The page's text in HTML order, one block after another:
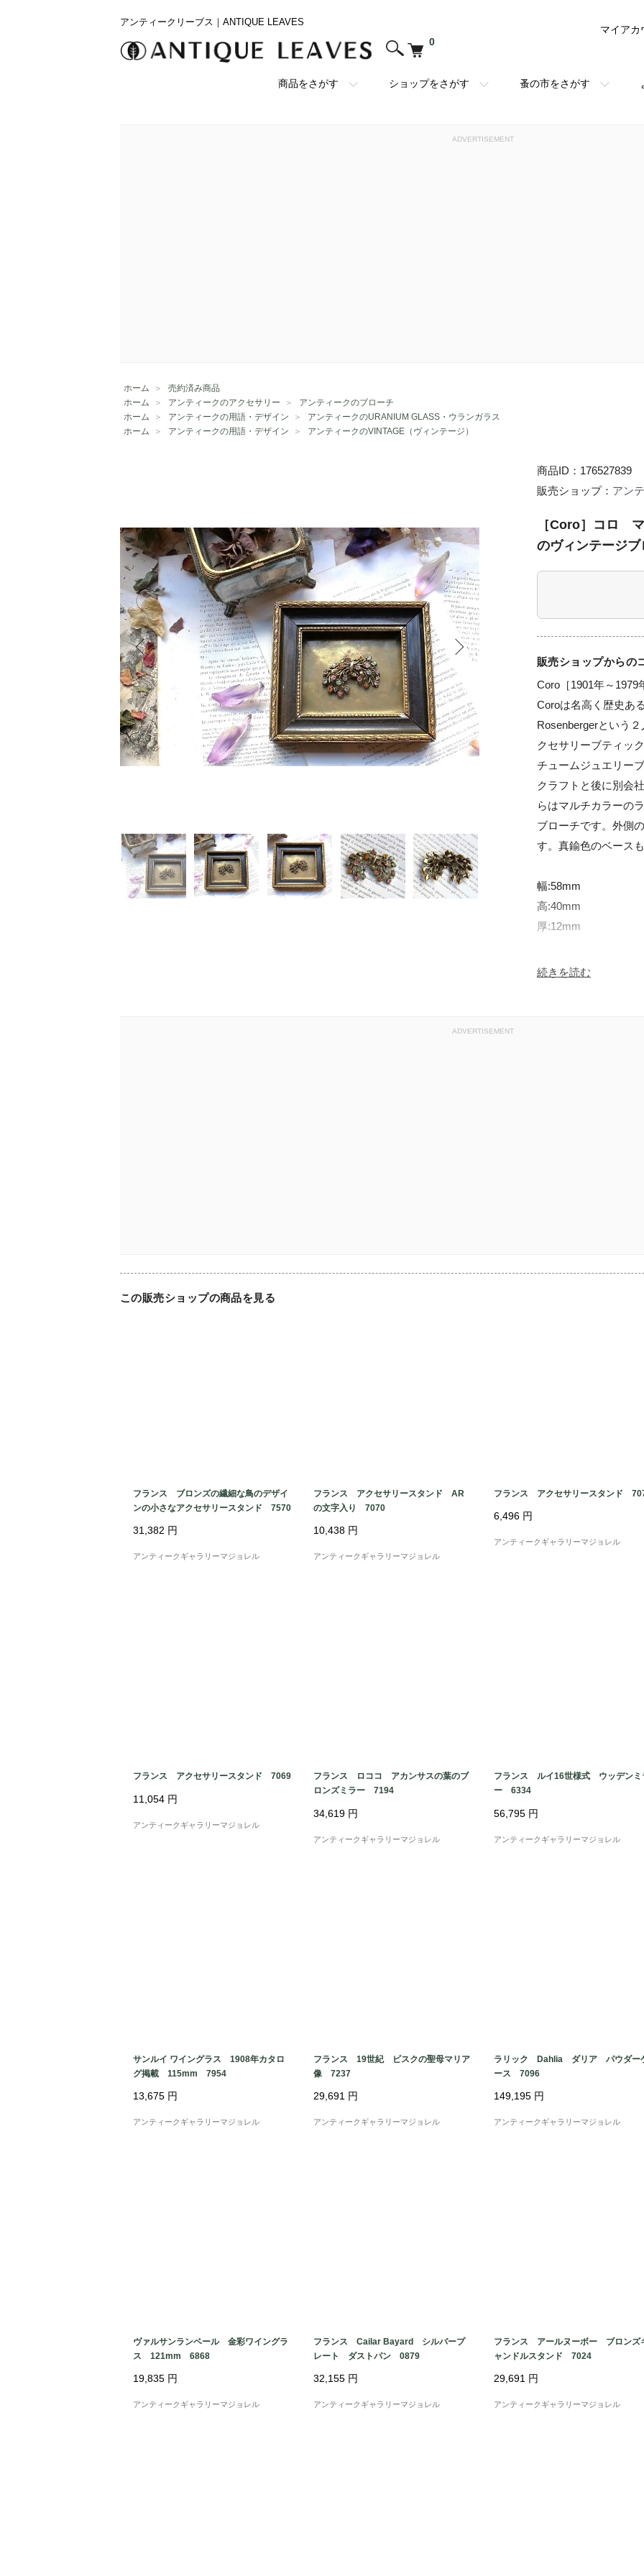
アンティークリーブス｜ANTIQUE LEAVES
0
商品をさがす ショップをさがす 蚤の市をさがす
マイアカ
ADVERTISEMENT
ホーム ＞
売約済み商品
ホーム
＞ アンティークのアクセサリー ＞
アンティークのブローチ
ホーム
＞ アンティークの用語・デザイン ＞
アンティークのURANIUM GLASS・ウランガラス
ホーム
＞ アンティークの用語・デザイン ＞ アンティークのVINTAGE（ヴィンテージ）
商品ID：176527839
販売ショップ： アン
［Coro］コロ
のヴィンテージ
販売ショップからの
Coro［1901年～1979
Coroは名高く歴史あ
Rosenbergerという
クセサリーブティッ
チュームジュエリー
クラフトと後に別会
らはマルチカラーの
ブローチです。外側
す。真鍮色のベース
幅:58mm
高:40mm
厚:12mm
画像と実際の商品の
続きを読む
ADVERTISEMENT
この販売ショップの商品を見る
フランス ブロンズの繊細な鳥のデザイ
ンの小さなアクセサリースタンド 7570
31,382 円
アンティークギャラリーマジョレル
フランス アクセサリースタンド AR
の文字入り 7070
10,438 円
アンティークギャラリーマジョレル
フランス アクセサリースタンド
6,496 円
アンティークギャラリーマジョレル
フランス アクセサリースタンド 7069
11,054 円
アンティークギャラリーマジョレル
フランス ロココ アカンサスの葉のブ
ロンズミラー 7194
34,619 円
アンティークギャラリーマジョレル
フランス ルイ16世様式 ウッデンミ
ー 6334
56,795 円
アンティークギャラリーマジョレル
サンルイ ワイングラス 1908年カタロ
グ掲載 115mm 7954
13,675 円
アンティークギャラリーマジョレル
フランス 19世紀 ビスクの聖母マリア
像 7237
29,691 円
アンティークギャラリーマジョレル
ラリック Dahlia ダリア パウダー
ース 7096
149,195 円
アンティークギャラリーマジョレル
ヴァルサンランベール 金彩ワイングラ
ス 121mm 6868
19,835 円
アンティークギャラリーマジョレル
フランス Cailar Bayard シルバープ
レート ダストパン 0879
32,155 円
アンティークギャラリーマジョレル
フランス アールヌーボー ブロンズ
ャンドルスタンド 7024
29,691 円
アンティークギャラリーマジョレル